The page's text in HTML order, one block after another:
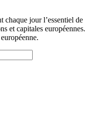
chaque jour l’essentiel de
et capitales européennes.